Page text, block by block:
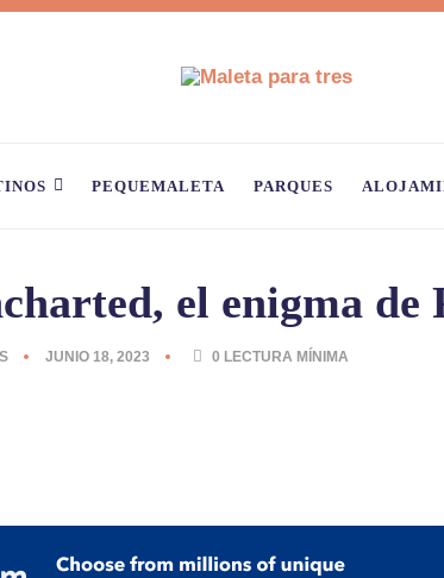
PEQUEMALETA PARQUES
el enigma de
JUNIO 18, 2023 0 LECTURA MÍNIMA